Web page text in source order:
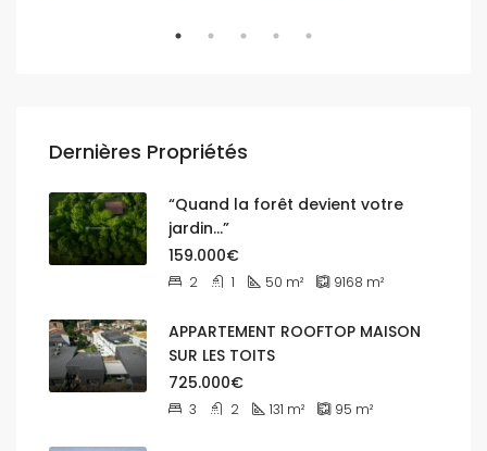
Dernières Propriétés
“Quand la forêt devient votre
jardin…”
159.000€
2 1 50 m² 9168 m²
APPARTEMENT ROOFTOP MAISON
SUR LES TOITS
725.000€
3 2 131 m² 95 m²